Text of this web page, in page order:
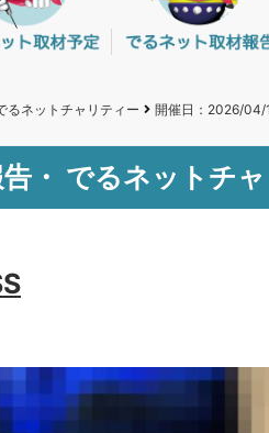
るネットチャリティー 開催日：2026/04/
・ でるネットチ